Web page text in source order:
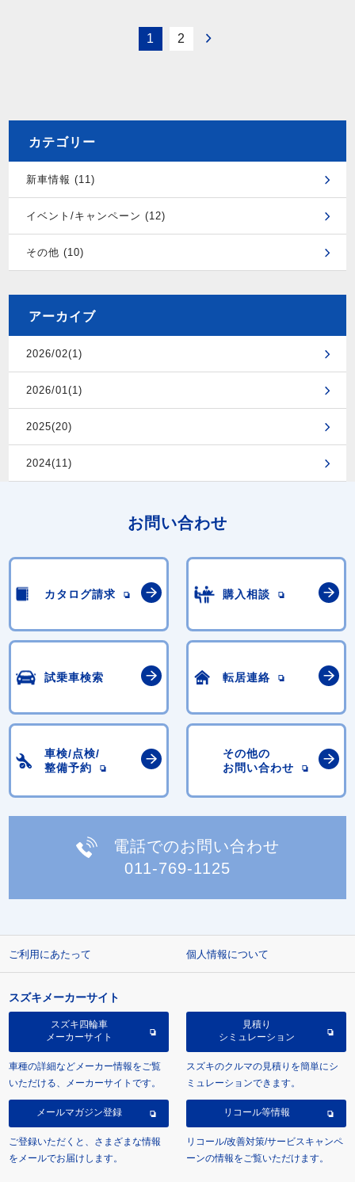
1 2
カテゴリー
新車情報 (11)
イベント/キャンペーン (12)
その他 (10)
アーカイブ
2026/02(1)
2026/01(1)
2025(20)
2024(11)
お問い合わせ
カタログ請求 購入相談
試乗車検索 転居連絡
車検/点検/
整備予約
その他の
お問い合わせ
電話でのお問い合わせ
011-769-1125
ご利用にあたって 個人情報について
スズキメーカーサイト
スズキ四輪車
メーカーサイト
車種の詳細などメーカー情報をご覧
いただける、メーカーサイトです。
見積り
シミュレーション
スズキのクルマの見積りを簡単にシ
ミュレーションできます。
メールマガジン登録
ご登録いただくと、さまざまな情報
をメールでお届けします。
リコール等情報
リコール/改善対策/サービスキャンペ
ーンの情報をご覧いただけます。